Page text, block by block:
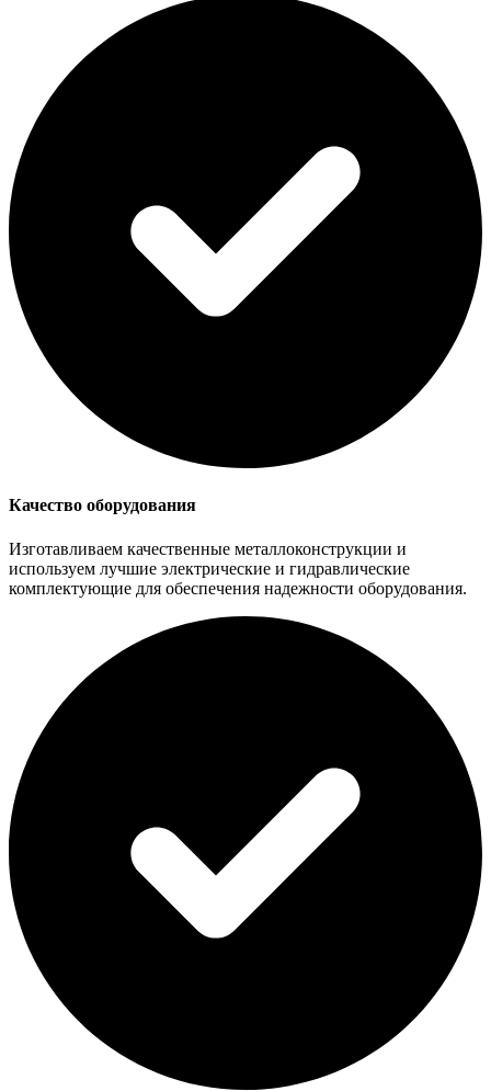
Качество оборудования
Изготавливаем качественные металлоконструкции и
используем лучшие электрические и гидравлические
комплектующие для обеспечения надежности оборудования.